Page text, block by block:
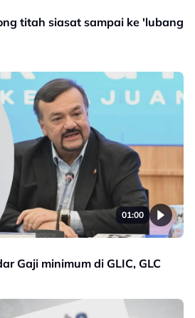
titah siasat sampai ke 'lubang
01:00
Gaji minimum di GLIC, GLC